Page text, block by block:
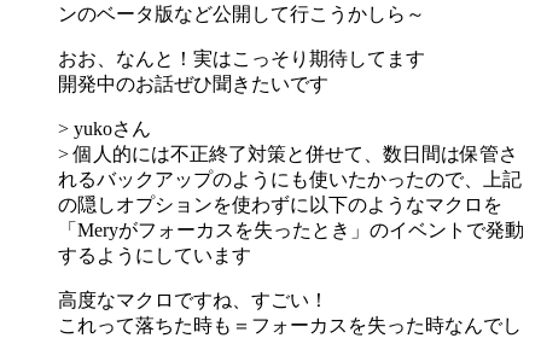
ンのベータ版など公開して行こうかしら～
おお、なんと！実はこっそり期待してます
開発中のお話ぜひ聞きたいです
> yukoさん
> 個人的には不正終了対策と併せて、数日間は保管さ
れるバックアップのようにも使いたかったので、上記
の隠しオプションを使わずに以下のようなマクロを
「Meryがフォーカスを失ったとき」のイベントで発動
するようにしています
高度なマクロですね、すごい！
これって落ちた時も＝フォーカスを失った時なんでし